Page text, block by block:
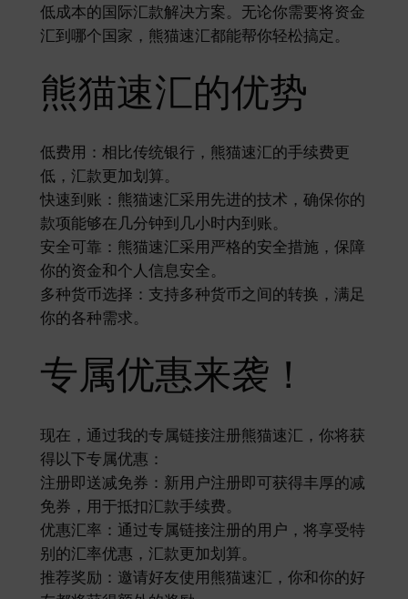
低成本的国际汇款解决方案。无论你需要将资金
汇到哪个国家，熊猫速汇都能帮你轻松搞定。
熊猫速汇的优势
低费用：相比传统银行，熊猫速汇的手续费更
低，汇款更加划算。
快速到账：熊猫速汇采用先进的技术，确保你的
款项能够在几分钟到几小时内到账。
安全可靠：熊猫速汇采用严格的安全措施，保障
你的资金和个人信息安全。
多种货币选择：支持多种货币之间的转换，满足
你的各种需求。
专属优惠来袭！
现在，通过我的专属链接注册熊猫速汇，你将获
得以下专属优惠：
注册即送减免券：新用户注册即可获得丰厚的减
免券，用于抵扣汇款手续费。
优惠汇率：通过专属链接注册的用户，将享受特
别的汇率优惠，汇款更加划算。
推荐奖励：邀请好友使用熊猫速汇，你和你的好